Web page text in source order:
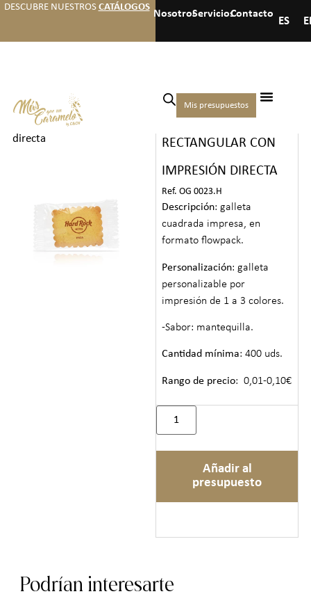
DESCUBRE NUESTROS CATÁLOGOS
NosotrosServiciosContacto
ES
Mis presupuestos
Inicio/ Hoteles
/ Galleta
rectangular con impresión
directa
GALLETA
RECTANGULAR CON
IMPRESIÓN DIRECTA
Ref. OG 0023.H
Descripción: galleta
cuadrada impresa, en
formato flowpack.
Personalización: galleta
personalizable por
impresión de 1 a 3 colores.
-Sabor: mantequilla.
Cantidad mínima: 400 uds.
Rango de precio: 0,01-0,10€
Añadir al
presupuesto
Podrían interesarte